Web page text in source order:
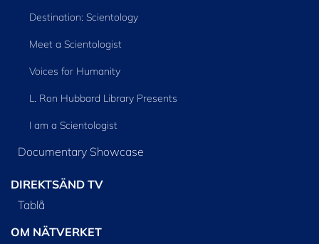
Destination: Scientology
Meet a Scientologist
Voices for Humanity
L. Ron Hubbard Library Presents
I am a Scientologist
Documentary Showcase
DIREKTSÄND TV
Tablå
OM NÄTVERKET